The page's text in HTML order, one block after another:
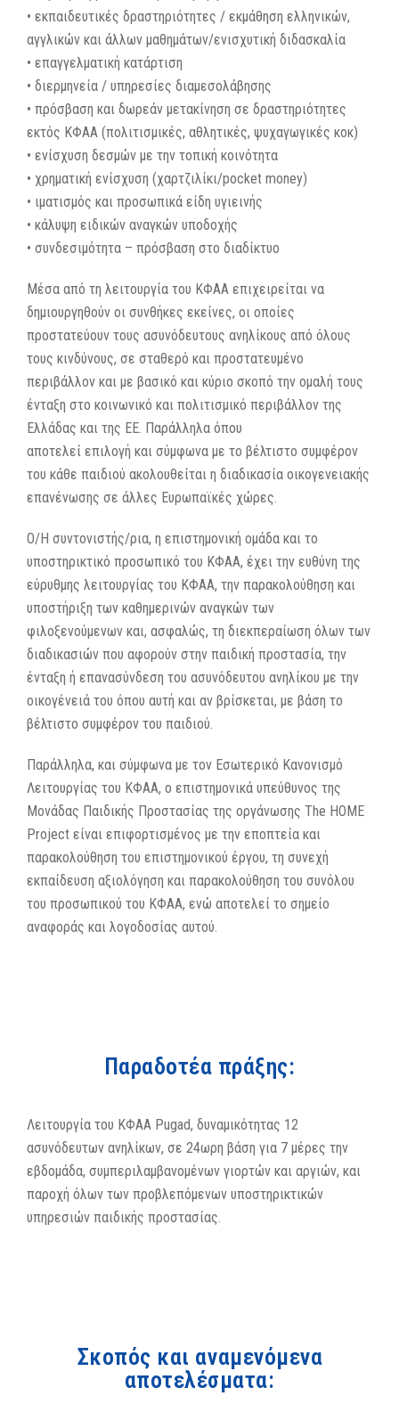
• εκπαιδευτικές δραστηριότητες / εκμάθηση ελληνικών,
αγγλικών και άλλων μαθημάτων/ενισχυτική διδασκαλία
• επαγγελματική κατάρτιση
• διερμηνεία / υπηρεσίες διαμεσολάβησης
• πρόσβαση και δωρεάν μετακίνηση σε δραστηριότητες
εκτός ΚΦΑΑ (πολιτισμικές, αθλητικές, ψυχαγωγικές κοκ)
• ενίσχυση δεσμών με την τοπική κοινότητα
• χρηματική ενίσχυση (χαρτζιλίκι/pocket money)
• ιματισμός και προσωπικά είδη υγιεινής
• κάλυψη ειδικών αναγκών υποδοχής
• συνδεσιμότητα – πρόσβαση στο διαδίκτυο
Μέσα από τη λειτουργία του ΚΦΑΑ επιχειρείται να
δημιουργηθούν οι συνθήκες εκείνες, οι οποίες
προστατεύουν τους ασυνόδευτους ανηλίκους από όλους
τους κινδύνους, σε σταθερό και προστατευμένο
περιβάλλον και με βασικό και κύριο σκοπό την ομαλή τους
ένταξη στο κοινωνικό και πολιτισμικό περιβάλλον της
Ελλάδας και της ΕΕ. Παράλληλα όπου
αποτελεί επιλογή και σύμφωνα με το βέλτιστο συμφέρον
του κάθε παιδιού ακολουθείται η διαδικασία οικογενειακής
επανένωσης σε άλλες Ευρωπαϊκές χώρες.
Ο/Η συντονιστής/ρια, η επιστημονική ομάδα και το
υποστηρικτικό προσωπικό του ΚΦΑΑ, έχει την ευθύνη της
εύρυθμης λειτουργίας του ΚΦΑΑ, την παρακολούθηση και
υποστήριξη των καθημερινών αναγκών των
φιλοξενούμενων και, ασφαλώς, τη διεκπεραίωση όλων των
διαδικασιών που αφορούν στην παιδική προστασία, την
ένταξη ή επανασύνδεση του ασυνόδευτου ανηλίκου με την
οικογένειά του όπου αυτή και αν βρίσκεται, με βάση το
βέλτιστο συμφέρον του παιδιού.
Παράλληλα, και σύμφωνα με τον Εσωτερικό Κανονισμό
Λειτουργίας του ΚΦΑΑ, ο επιστημονικά υπεύθυνος της
Μονάδας Παιδικής Προστασίας της οργάνωσης The HOME
Project είναι επιφορτισμένος με την εποπτεία και
παρακολούθηση του επιστημονικού έργου, τη συνεχή
εκπαίδευση αξιολόγηση και παρακολούθηση του συνόλου
του προσωπικού του ΚΦΑΑ, ενώ αποτελεί το σημείο
αναφοράς και λογοδοσίας αυτού.
Παραδοτέα πράξης:
Λειτουργία του ΚΦΑΑ Pugad, δυναμικότητας 12
ασυνόδευτων ανηλίκων, σε 24ωρη βάση για 7 μέρες την
εβδομάδα, συμπεριλαμβανομένων γιορτών και αργιών, και
παροχή όλων των προβλεπόμενων υποστηρικτικών
υπηρεσιών παιδικής προστασίας.
Σκοπός και αναμενόμενα
αποτελέσματα: